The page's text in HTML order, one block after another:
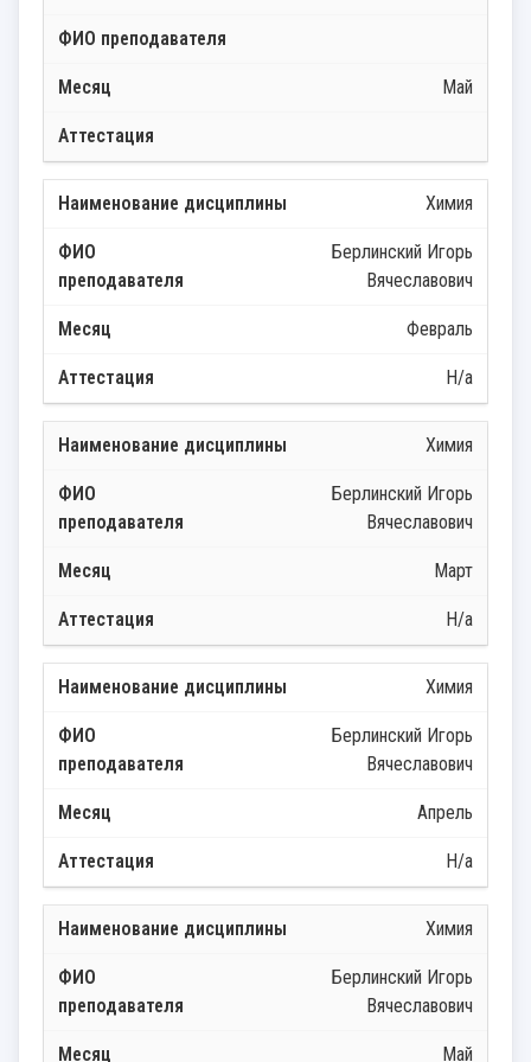
Май
Химия
Берлинский Игорь
Вячеславович
Февраль
Н/а
Химия
Берлинский Игорь
Вячеславович
Март
Н/а
Химия
Берлинский Игорь
Вячеславович
Апрель
Н/а
Химия
Берлинский Игорь
Вячеславович
Май